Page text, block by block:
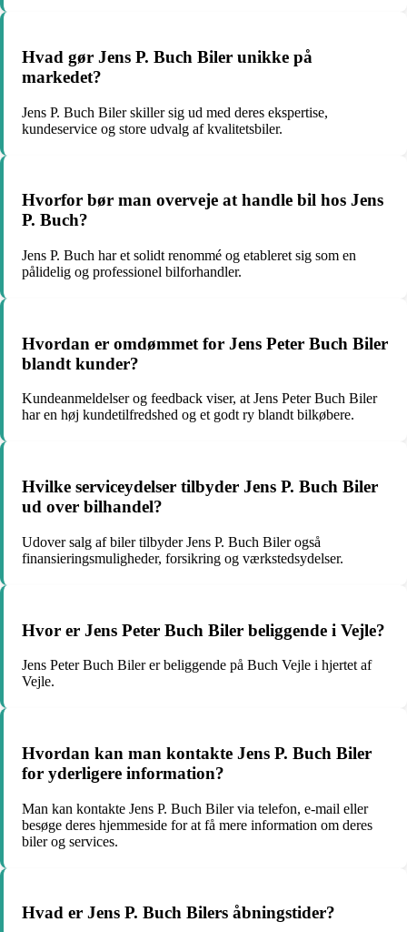
Hvad gør Jens P. Buch Biler unikke på
markedet?
Jens P. Buch Biler skiller sig ud med deres ekspertise,
kundeservice og store udvalg af kvalitetsbiler.
Hvorfor bør man overveje at handle bil hos Jens
P. Buch?
Jens P. Buch har et solidt renommé og etableret sig som en
pålidelig og professionel bilforhandler.
Hvordan er omdømmet for Jens Peter Buch Biler
blandt kunder?
Kundeanmeldelser og feedback viser, at Jens Peter Buch Biler
har en høj kundetilfredshed og et godt ry blandt bilkøbere.
Hvilke serviceydelser tilbyder Jens P. Buch Biler
ud over bilhandel?
Udover salg af biler tilbyder Jens P. Buch Biler også
finansieringsmuligheder, forsikring og værkstedsydelser.
Hvor er Jens Peter Buch Biler beliggende i Vejle?
Jens Peter Buch Biler er beliggende på Buch Vejle i hjertet af
Vejle.
Hvordan kan man kontakte Jens P. Buch Biler
for yderligere information?
Man kan kontakte Jens P. Buch Biler via telefon, e-mail eller
besøge deres hjemmeside for at få mere information om deres
biler og services.
Hvad er Jens P. Buch Bilers åbningstider?